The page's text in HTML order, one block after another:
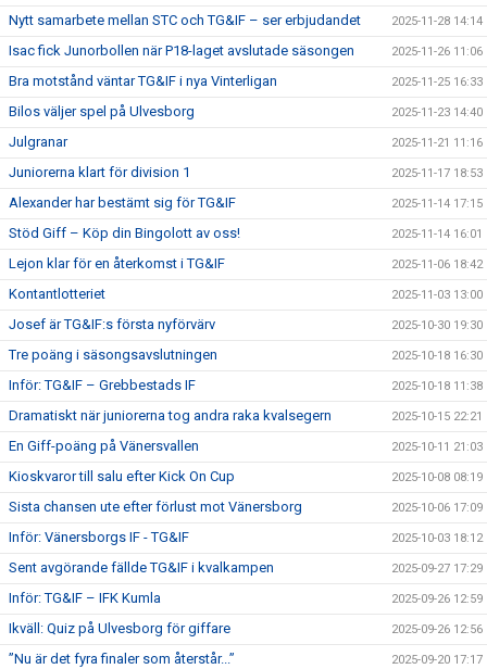
Nytt samarbete mellan STC och TG&IF – ser erbjudandet 2025-11-28 14:14
Isac fick Junorbollen när P18-laget avslutade säsongen 2025-11-26 11:06
Bra motstånd väntar TG&IF i nya Vinterligan 2025-11-25 16:33
Bilos väljer spel på Ulvesborg 2025-11-23 14:40
Julgranar 2025-11-21 11:16
Juniorerna klart för division 1 2025-11-17 18:53
Alexander har bestämt sig för TG&IF 2025-11-14 17:15
Stöd Giff – Köp din Bingolott av oss! 2025-11-14 16:01
Lejon klar för en återkomst i TG&IF 2025-11-06 18:42
Kontantlotteriet 2025-11-03 13:00
Josef är TG&IF:s första nyförvärv 2025-10-30 19:30
Tre poäng i säsongsavslutningen 2025-10-18 16:30
Inför: TG&IF – Grebbestads IF 2025-10-18 11:38
Dramatiskt när juniorerna tog andra raka kvalsegern 2025-10-15 22:21
En Giff-poäng på Vänersvallen 2025-10-11 21:03
Kioskvaror till salu efter Kick On Cup 2025-10-08 08:19
Sista chansen ute efter förlust mot Vänersborg 2025-10-06 17:09
Inför: Vänersborgs IF - TG&IF 2025-10-03 18:12
Sent avgörande fällde TG&IF i kvalkampen 2025-09-27 17:29
Inför: TG&IF – IFK Kumla 2025-09-26 12:59
Ikväll: Quiz på Ulvesborg för giffare 2025-09-26 12:56
”Nu är det fyra finaler som återstår...” 2025-09-20 17:17